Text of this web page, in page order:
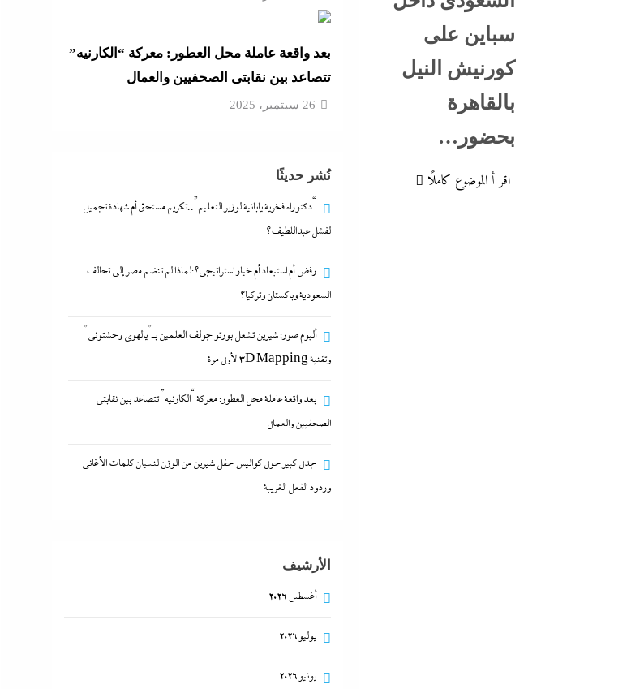
سباين على
كورنيش النيل
بالقاهرة
بحضور…
اقر أ الموضوع كاملًا
بعد واقعة عاملة محل العطور: معركة “الكارنيه”
تتصاعد بين نقابتى الصحفيين والعمال
26 سبتمبر، 2025
نُشر حديثًا
“دكتوراه فخرية يابانية لوزير التعليم”..تكريم مستحق أم شهادة تجميل
لفشل عبداللطيف؟
رفض أم استبعاد أم خيار استراتيجي؟:لماذا لم تنضم مصر إلى تحالف
السعودية وباكستان وتركيا؟
ألبوم صور: شيرين تشعل بورتو جولف العلمين بـ”يالهوى وحشتونى”
وتقنية 3D Mapping لأول مرة
بعد واقعة عاملة محل العطور: معركة “الكارنيه” تتصاعد بين نقابتى
الصحفيين والعمال
جدل كبير حول كواليس حفل شيرين من الوزن لنسيان كلمات الأغانى
وردود الفعل الغريبة
الأرشيف
أغسطس 2026
يوليو 2026
يونيو 2026